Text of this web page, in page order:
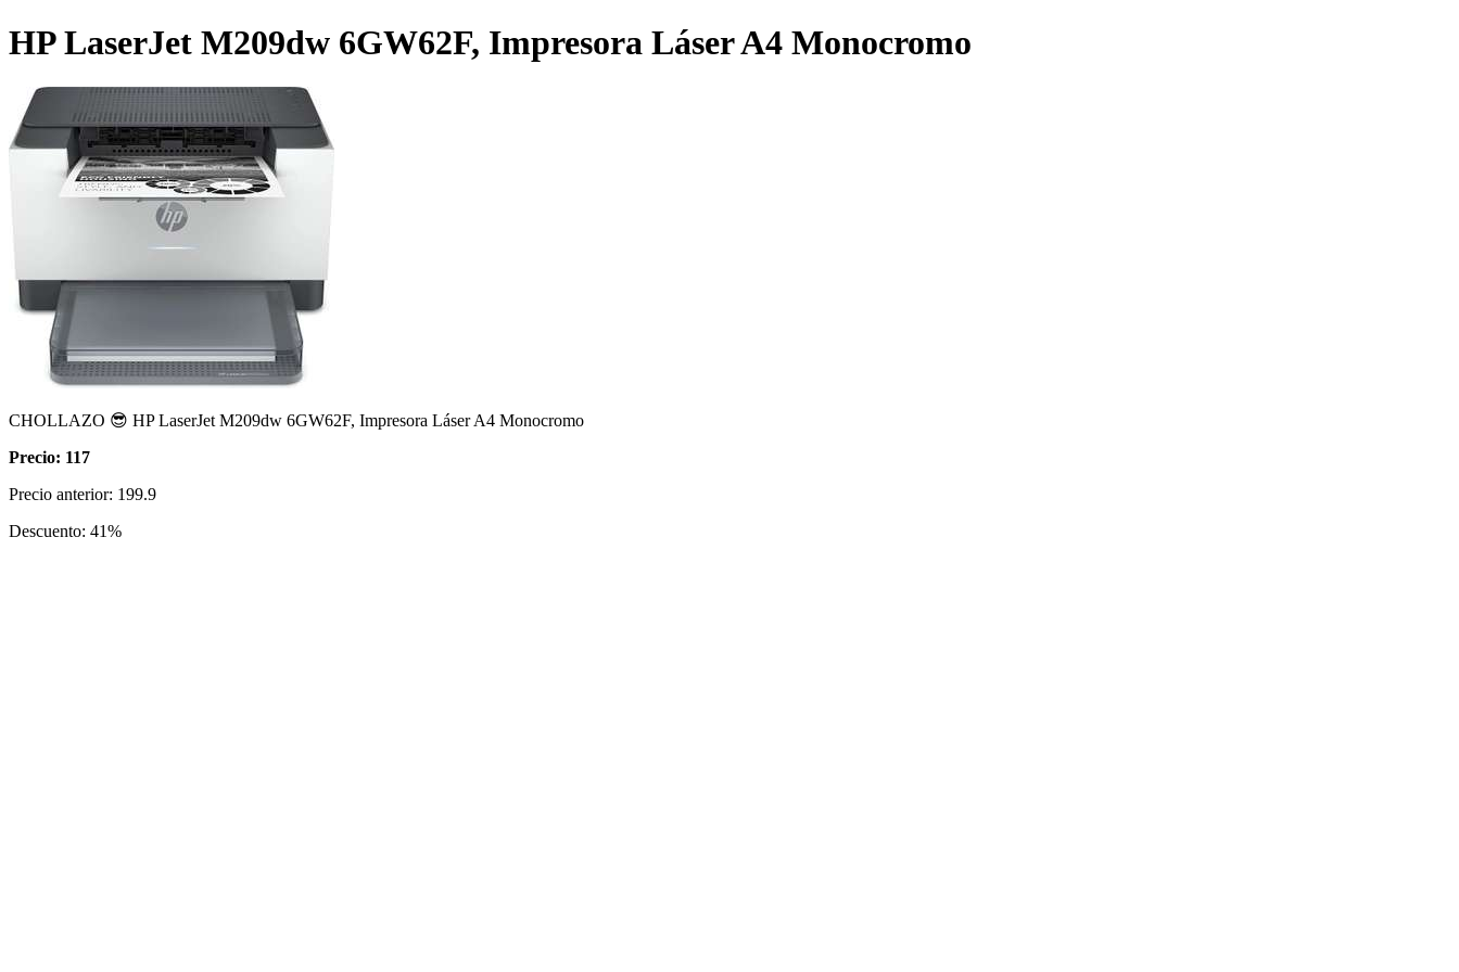
HP LaserJet M209dw 6GW62F, Impresora Láser A4 Monocromo
CHOLLAZO 😎 HP LaserJet M209dw 6GW62F, Impresora Láser A4 Monocromo
Precio: 117
Precio anterior: 199.9
Descuento: 41%